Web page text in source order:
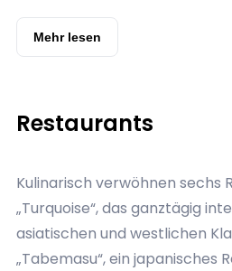
Alle Unterkünfte sind modern
inspirierten Design gehalten,
natürlichen Materialien. Zur
Nespresso-Maschine, Tee-
Terrassen oder
zusätzlich über einen privaten
Zugang zum Strand oder zur
Mehr lesen
Restaurants
Kulinarisch verwöhnen sechs
„Turquoise“, das ganztägig
asiatischen und westlichen
„Tabemasu“, ein japanisches